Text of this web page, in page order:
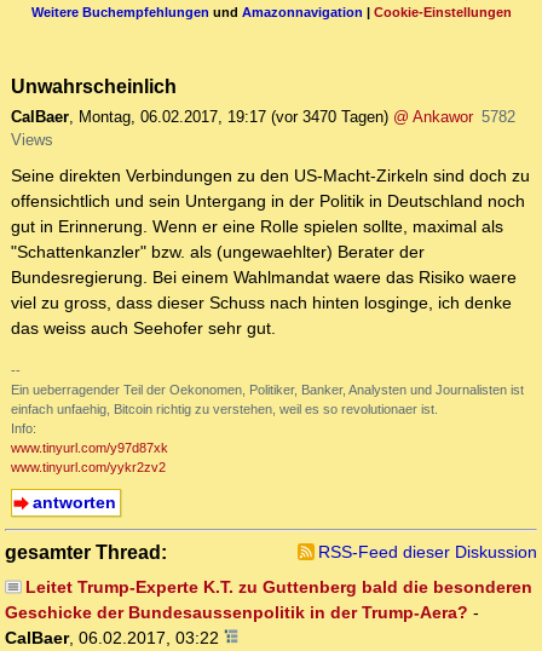
Weitere Buchempfehlungen und Amazonnavigation | Cookie-Einstellungen
Unwahrscheinlich
CalBaer, Montag, 06.02.2017, 19:17 (vor 3470 Tagen) @ Ankawor 5782
Views
Seine direkten Verbindungen zu den US-Macht-Zirkeln sind doch zu
offensichtlich und sein Untergang in der Politik in Deutschland noch
gut in Erinnerung. Wenn er eine Rolle spielen sollte, maximal als
"Schattenkanzler" bzw. als (ungewaehlter) Berater der
Bundesregierung. Bei einem Wahlmandat waere das Risiko waere
viel zu gross, dass dieser Schuss nach hinten losginge, ich denke
das weiss auch Seehofer sehr gut.
--
Ein ueberragender Teil der Oekonomen, Politiker, Banker, Analysten und Journalisten ist
einfach unfaehig, Bitcoin richtig zu verstehen, weil es so revolutionaer ist.
Info:
www.tinyurl.com/y97d87xk
www.tinyurl.com/yykr2zv2
antworten
gesamter Thread:
RSS-Feed dieser Diskussion
Leitet Trump-Experte K.T. zu Guttenberg bald die besonderen
Geschicke der Bundesaussenpolitik in der Trump-Aera? -
CalBaer, 06.02.2017, 03:22